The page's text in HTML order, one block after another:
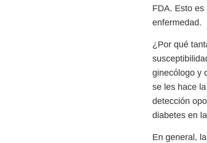
FDA. Esto
enfermedad.
¿Por qué
ginecólogo y
se les hace
detección
diabetes en
En general,